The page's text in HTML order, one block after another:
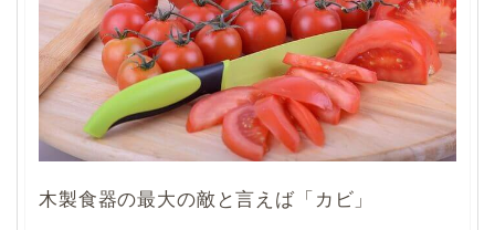
木製食器の最大の敵と言えば「カビ」